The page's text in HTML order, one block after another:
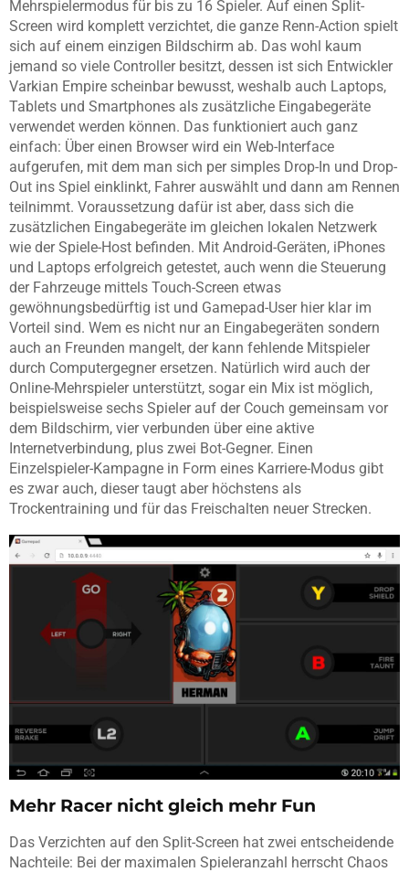
Mehrspielermodus für bis zu 16 Spieler. Auf einen Split-
Screen wird komplett verzichtet, die ganze Renn-Action spielt
sich auf einem einzigen Bildschirm ab. Das wohl kaum
jemand so viele Controller besitzt, dessen ist sich Entwickler
Varkian Empire scheinbar bewusst, weshalb auch Laptops,
Tablets und Smartphones als zusätzliche Eingabegeräte
verwendet werden können. Das funktioniert auch ganz
einfach: Über einen Browser wird ein Web-Interface
aufgerufen, mit dem man sich per simples Drop-In und Drop-
Out ins Spiel einklinkt, Fahrer auswählt und dann am Rennen
teilnimmt. Voraussetzung dafür ist aber, dass sich die
zusätzlichen Eingabegeräte im gleichen lokalen Netzwerk
wie der Spiele-Host befinden. Mit Android-Geräten, iPhones
und Laptops erfolgreich getestet, auch wenn die Steuerung
der Fahrzeuge mittels Touch-Screen etwas
gewöhnungsbedürftig ist und Gamepad-User hier klar im
Vorteil sind. Wem es nicht nur an Eingabegeräten sondern
auch an Freunden mangelt, der kann fehlende Mitspieler
durch Computergegner ersetzen. Natürlich wird auch der
Online-Mehrspieler unterstützt, sogar ein Mix ist möglich,
beispielsweise sechs Spieler auf der Couch gemeinsam vor
dem Bildschirm, vier verbunden über eine aktive
Internetverbindung, plus zwei Bot-Gegner. Einen
Einzelspieler-Kampagne in Form eines Karriere-Modus gibt
es zwar auch, dieser taugt aber höchstens als
Trockentraining und für das Freischalten neuer Strecken.
Mehr Racer nicht gleich mehr Fun
Das Verzichten auf den Split-Screen hat zwei entscheidende
Nachteile: Bei der maximalen Spieleranzahl herrscht Chaos